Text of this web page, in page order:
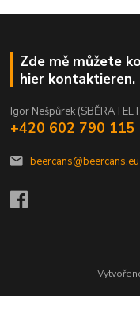
Zde mě můžete
hier kontaktieren.
Igor Nešpůrek (SBĚRATEL
+420 602 790 115
beercans@beercans.eu